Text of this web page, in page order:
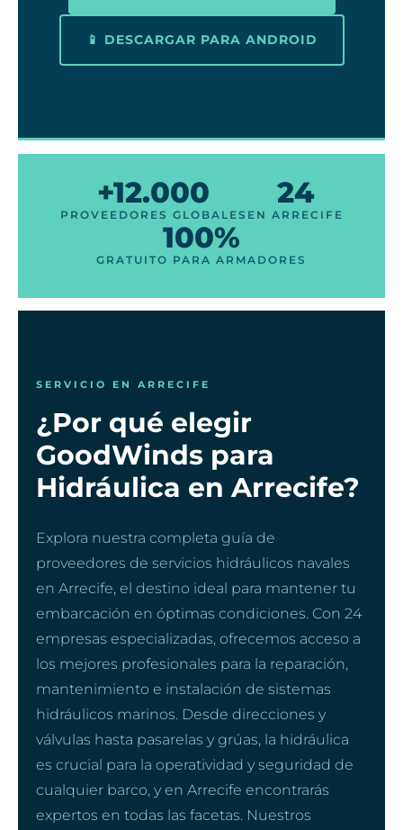
📱 DESCARGAR PARA ANDROID
+12.000
PROVEEDORES GLOBALES
24
EN ARRECIFE
100%
GRATUITO PARA ARMADORES
SERVICIO EN ARRECIFE
¿Por qué elegir
GoodWinds para
Hidráulica en Arrecife?
Explora nuestra completa guía de
proveedores de servicios hidráulicos navales
en Arrecife, el destino ideal para mantener tu
embarcación en óptimas condiciones. Con 24
empresas especializadas, ofrecemos acceso a
los mejores profesionales para la reparación,
mantenimiento e instalación de sistemas
hidráulicos marinos. Desde direcciones y
válvulas hasta pasarelas y grúas, la hidráulica
es crucial para la operatividad y seguridad de
cualquier barco, y en Arrecife encontrarás
expertos en todas las facetas. Nuestros